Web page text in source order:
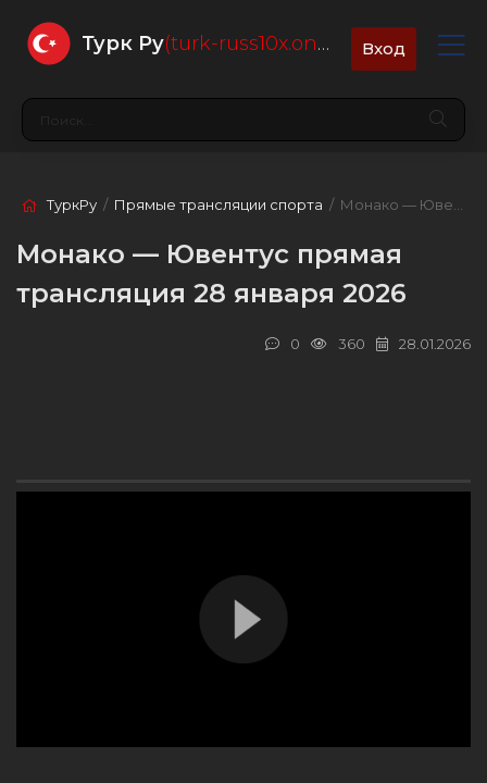
Турк Ру(turk-russ10x.online) Вход
ТуркРу / Прямые трансляции спорта / Монако — Ювентус
Монако — Ювентус прямая
трансляция 28 января 2026
28.01.2026
360
0